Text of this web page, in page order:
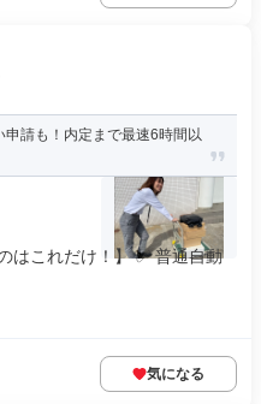
申請も！内定まで最速6時間以
はこれだけ！】 ✅ 普通自動
気になる